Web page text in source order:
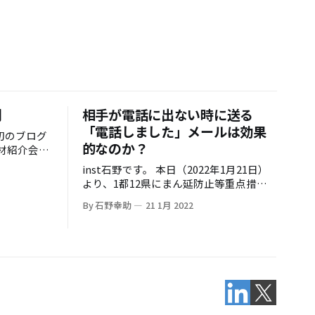
ように
ていま
相手が電話に出ない時に送る
「電話しました」メールは効果
的なのか？
inst石野です。 本日（2022年1月21日）
より、1都12県にまん延防止等重点措
れました。 コロナウイルスの感染拡大防
はそこまでクリティカルな影響はないよ
うな気もしますが、このタイミングでま
た在宅勤務の比率が高まり、電話でのコ
By 石野幸助 21 1月 2022